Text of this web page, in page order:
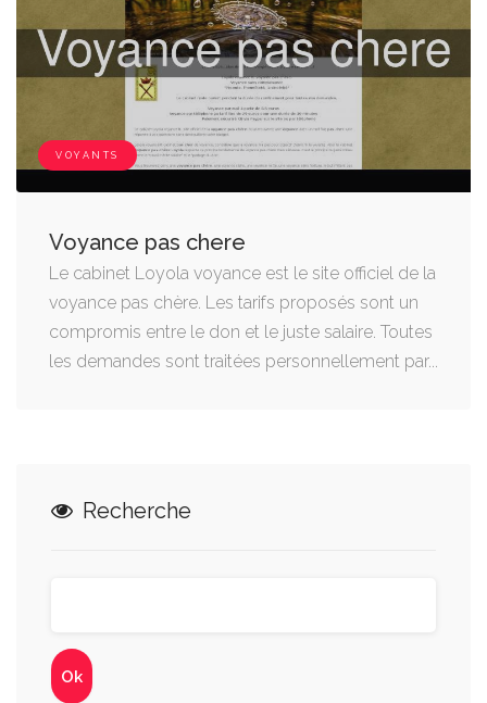
VOYANTS
Voyance pas chere
Le cabinet Loyola voyance est le site officiel de la
voyance pas chère. Les tarifs proposés sont un
compromis entre le don et le juste salaire. Toutes
les demandes sont traitées personnellement par...
Recherche